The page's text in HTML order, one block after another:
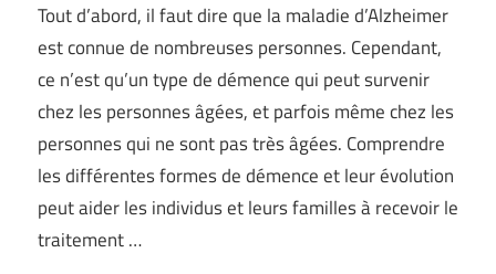
Tout d’abord, il faut dire que la maladie d’Alzheimer
est connue de nombreuses personnes. Cependant,
ce n’est qu’un type de démence qui peut survenir
chez les personnes âgées, et parfois même chez les
personnes qui ne sont pas très âgées. Comprendre
les différentes formes de démence et leur évolution
peut aider les individus et leurs familles à recevoir le
traitement …